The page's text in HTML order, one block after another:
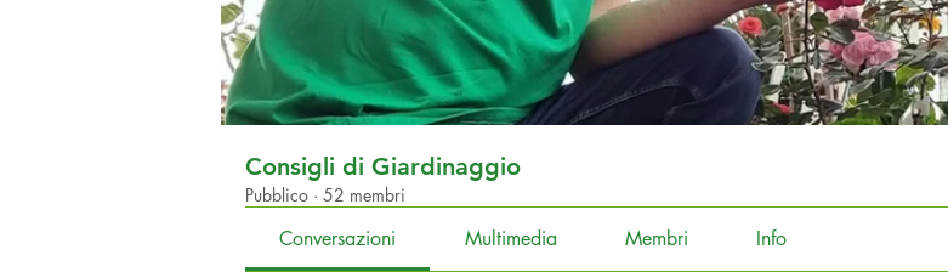
Consigli di Giardinaggio
Pubblico · 52 membri
Conversazioni Multimedia Membri Info